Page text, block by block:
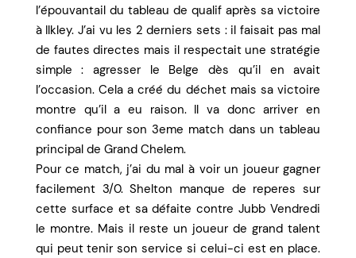
l’épouvantail du tableau de qualif après sa victoire
à Ilkley. J’ai vu les 2 derniers sets : il faisait pas mal
de fautes directes mais il respectait une stratégie
simple : agresser le Belge dès qu’il en avait
l’occasion. Cela a créé du déchet mais sa victoire
montre qu’il a eu raison. Il va donc arriver en
confiance pour son 3eme match dans un tableau
principal de Grand Chelem.
Pour ce match, j’ai du mal à voir un joueur gagner
facilement 3/0. Shelton manque de reperes sur
cette surface et sa défaite contre Jubb Vendredi
le montre. Mais il reste un joueur de grand talent
qui peut tenir son service si celui-ci est en place.